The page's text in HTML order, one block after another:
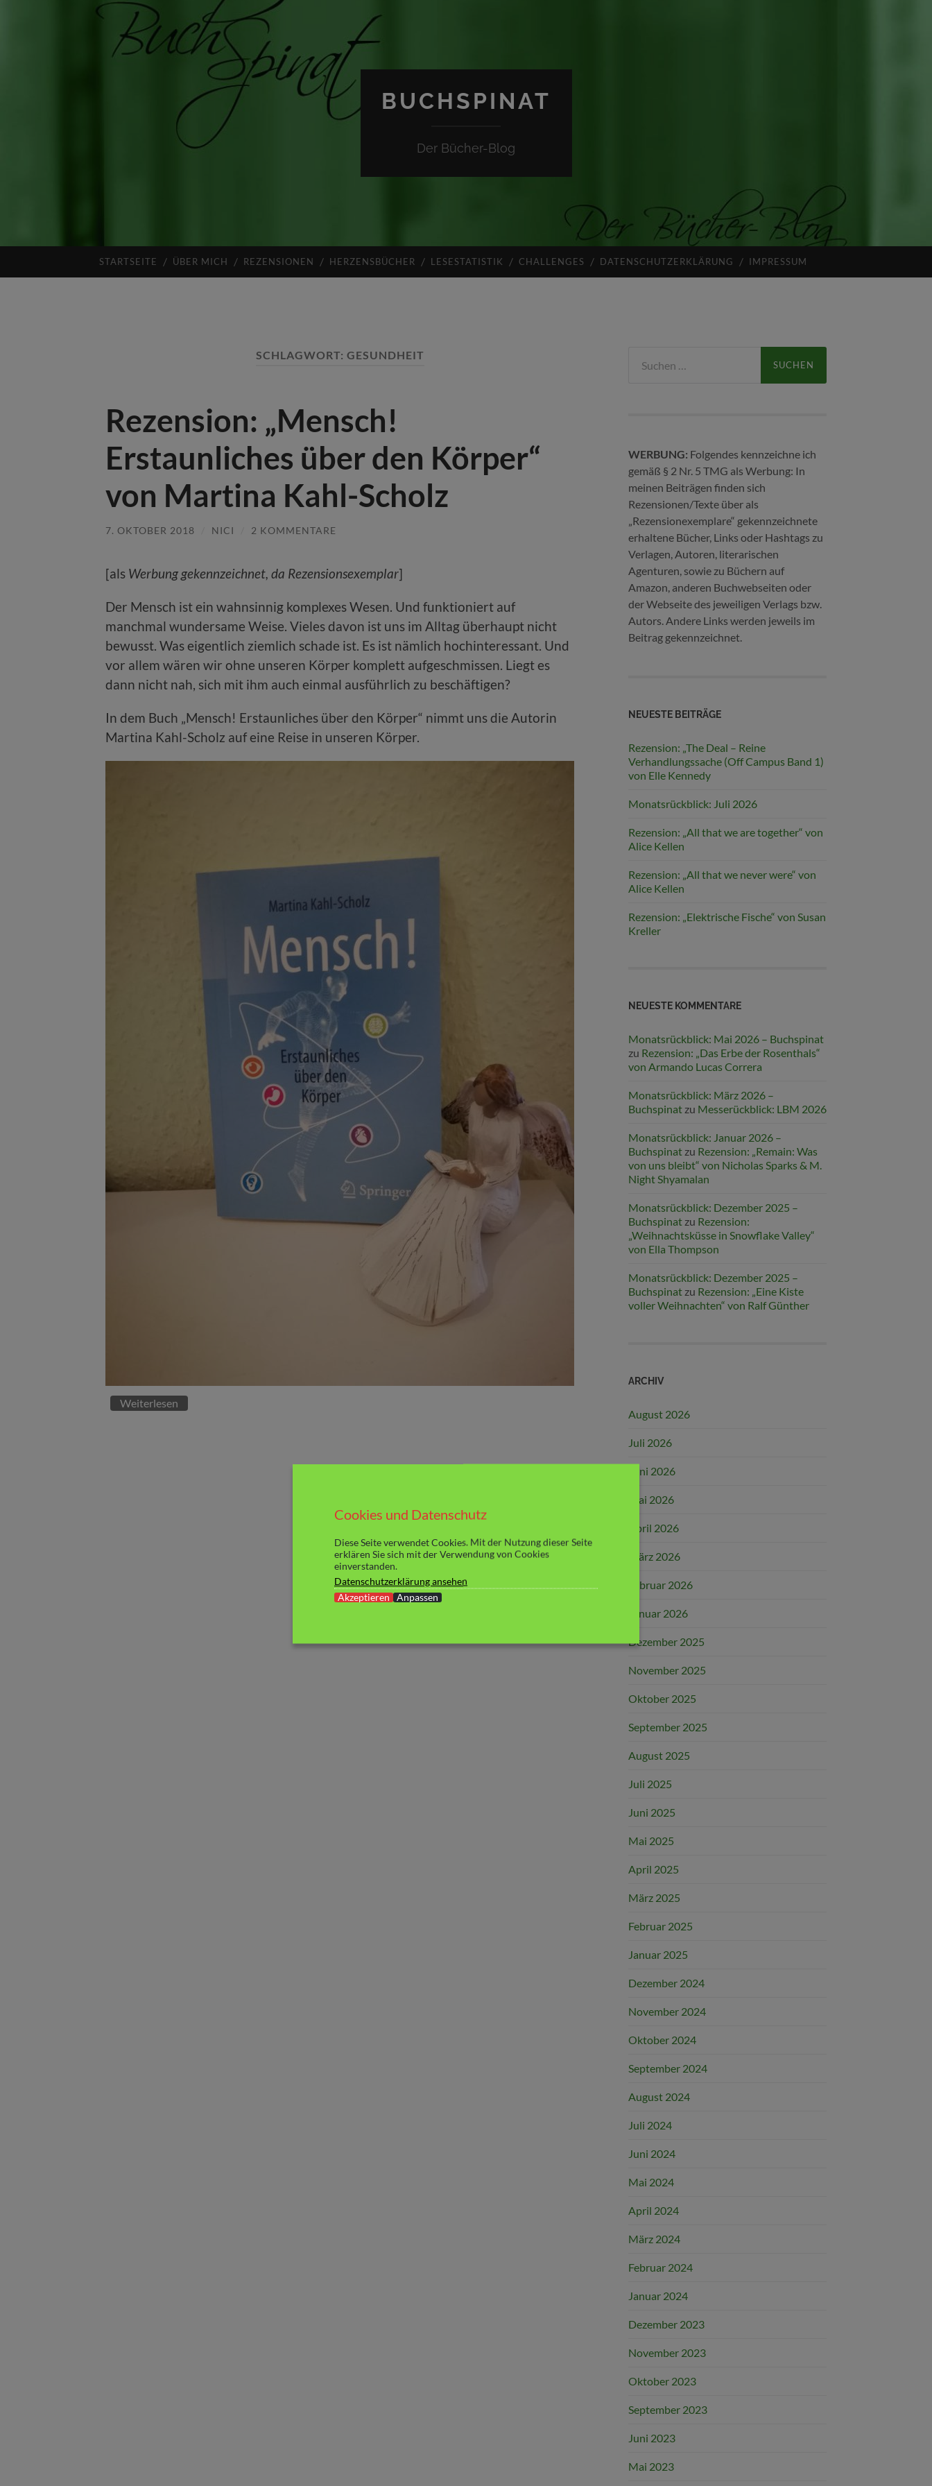
BUCHSPINAT
Der Bücher-Blog
STARTSEITE ÜBER MICH REZENSIONEN HERZENSBÜCHER LESESTATISTIK CHALLENGES DATENSCHUTZERKLÄRUNG IMPRESSUM
SCHLAGWORT: GESUNDHEIT
Rezension: „Mensch!
Erstaunliches über den Körper“
von Martina Kahl-Scholz
7. OKTOBER 2018 NICI 2 KOMMENTARE
[als Werbung gekennzeichnet, da Rezensionsexemplar]
Der Mensch ist ein wahnsinnig komplexes Wesen. Und funktioniert auf
manchmal wundersame Weise. Vieles davon ist uns im Alltag überhaupt nicht
bewusst. Was eigentlich ziemlich schade ist. Es ist nämlich hochinteressant. Und
vor allem wären wir ohne unseren Körper komplett aufgeschmissen. Liegt es
dann nicht nah, sich mit ihm auch einmal ausführlich zu beschäftigen?
In dem Buch „Mensch! Erstaunliches über den Körper“ nimmt uns die Autorin
Martina Kahl-Scholz auf eine Reise in unseren Körper.
Weiterlesen
nach:
WERBUNG: Folgendes kennzeichne ich
gemäß § 2 Nr. 5 TMG als Werbung: In
meinen Beiträgen finden sich
Rezensionen/Texte über als
„Rezensionexemplare“ gekennzeichnete
erhaltene Bücher, Links oder Hashtags zu
Verlagen, Autoren, literarischen
Agenturen, sowie zu Büchern auf
Amazon, anderen Buchwebseiten oder
der Webseite des jeweiligen Verlags bzw.
Autors. Andere Links werden jeweils im
Beitrag gekennzeichnet.
NEUESTE BEITRÄGE
Rezension: „The Deal – Reine
Verhandlungssache (Off Campus Band 1)
von Elle Kennedy
Monatsrückblick: Juli 2026
Rezension: „All that we are together“ von
Alice Kellen
Rezension: „All that we never were“ von
Alice Kellen
Rezension: „Elektrische Fische“ von Susan
Kreller
NEUESTE KOMMENTARE
Monatsrückblick: Mai 2026 – Buchspinat
zu Rezension: „Das Erbe der Rosenthals“
von Armando Lucas Correra
Monatsrückblick: März 2026 –
Buchspinat zu Messerückblick: LBM 2026
Monatsrückblick: Januar 2026 –
Buchspinat zu Rezension: „Remain: Was
von uns bleibt“ von Nicholas Sparks & M.
Night Shyamalan
Monatsrückblick: Dezember 2025 –
Buchspinat zu Rezension:
„Weihnachtsküsse in Snowflake Valley“
von Ella Thompson
Monatsrückblick: Dezember 2025 –
Buchspinat zu Rezension: „Eine Kiste
voller Weihnachten“ von Ralf Günther
ARCHIV
August 2026
Juli 2026
Juni 2026
Mai 2026
April 2026
März 2026
Februar 2026
Januar 2026
Dezember 2025
November 2025
Oktober 2025
September 2025
August 2025
Juli 2025
Juni 2025
Mai 2025
April 2025
März 2025
Februar 2025
Januar 2025
Dezember 2024
November 2024
Oktober 2024
September 2024
August 2024
Juli 2024
Juni 2024
Mai 2024
April 2024
März 2024
Februar 2024
Januar 2024
Dezember 2023
November 2023
Oktober 2023
September 2023
Juni 2023
Mai 2023
Cookies und Datenschutz
Diese Seite verwendet Cookies. Mit der Nutzung dieser Seite
erklären Sie sich mit der Verwendung von Cookies
einverstanden.
Datenschutzerklärung ansehen
Akzeptieren
Anpassen